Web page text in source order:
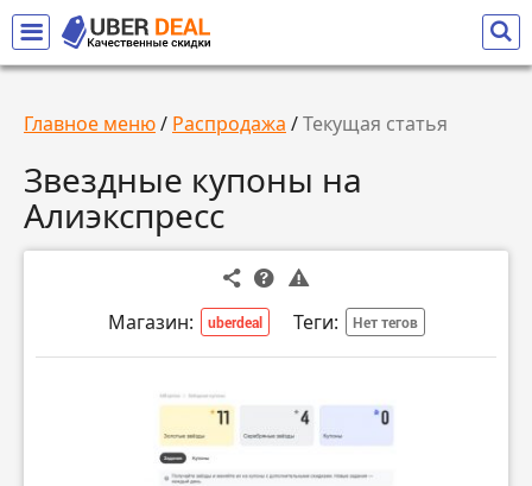
Главное меню/ Распродажа /Текущая статья
Звездные купоны на
Алиэкспресс
Магазин: uberdeal Теги: Нет тегов